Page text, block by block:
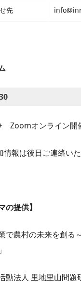
先
Zoomオンライン開
報は後日ご連絡いた
の提供】
で農村の未来を創
動法人 里地里山問題